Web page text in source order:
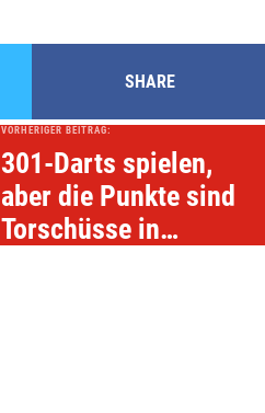
SHARE
VORHERIGER BEITRAG:
301-Darts spielen,
aber die Punkte sind
Torschüsse in